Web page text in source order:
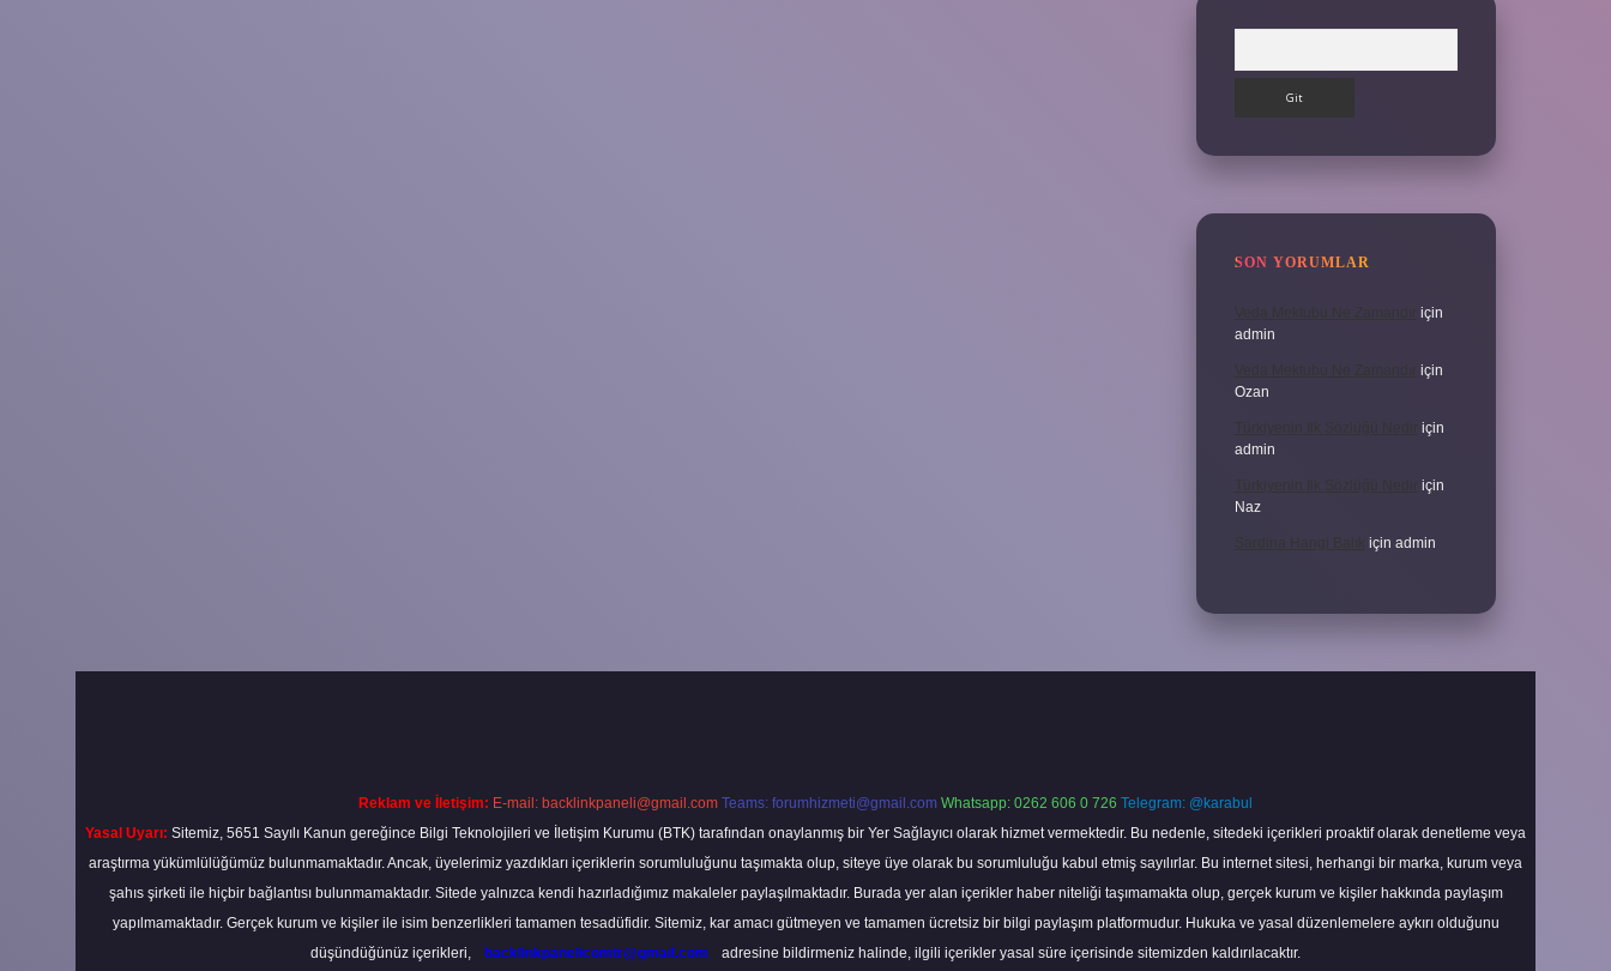
SON YORUMLAR
Veda Mektubu Ne Zamandır için
admin
Veda Mektubu Ne Zamandır için
Ozan
Türkiyenin Ilk Sözlüğü Nedir için
admin
Türkiyenin Ilk Sözlüğü Nedir için
Naz
Sardina Hangi Balık için admin
Reklam ve İletişim: E-mail: backlinkpaneli@gmail.com Teams: forumhizmeti@gmail.com Whatsapp: 0262 606 0 726 Telegram: @karabul
Yasal Uyarı: Sitemiz, 5651 Sayılı Kanun gereğince Bilgi Teknolojileri ve İletişim Kurumu (BTK) tarafından onaylanmış bir Yer Sağlayıcı olarak hizmet vermektedir. Bu nedenle, sitedeki içerikleri proaktif olarak denetleme veya
araştırma yükümlülüğümüz bulunmamaktadır. Ancak, üyelerimiz yazdıkları içeriklerin sorumluluğunu taşımakta olup, siteye üye olarak bu sorumluluğu kabul etmiş sayılırlar. Bu internet sitesi, herhangi bir marka, kurum veya
şahıs şirketi ile hiçbir bağlantısı bulunmamaktadır. Sitede yalnızca kendi hazırladığımız makaleler paylaşılmaktadır. Burada yer alan içerikler haber niteliği taşımamakta olup, gerçek kurum ve kişiler hakkında paylaşım
yapılmamaktadır. Gerçek kurum ve kişiler ile isim benzerlikleri tamamen tesadüfidir. Sitemiz, kar amacı gütmeyen ve tamamen ücretsiz bir bilgi paylaşım platformudur. Hukuka ve yasal düzenlemelere aykırı olduğunu
düşündüğünüz içerikleri,
backlinkpanelicomtr@gmail.com adresine bildirmeniz halinde, ilgili içerikler yasal süre içerisinde sitemizden kaldırılacaktır.